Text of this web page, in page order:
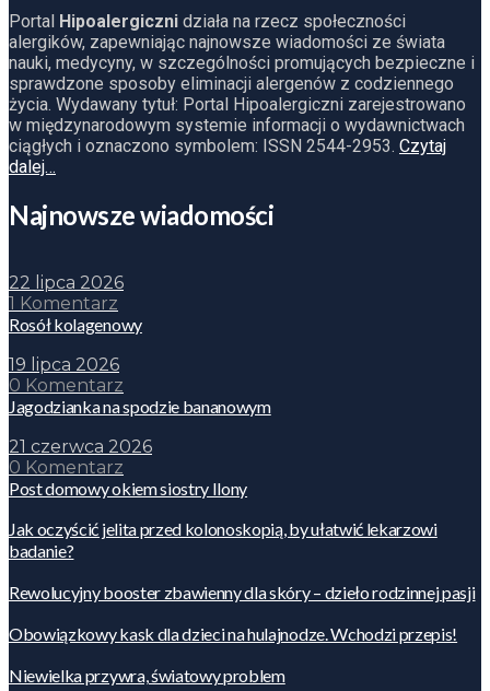
Portal Hipoalergiczni działa na rzecz społeczności
alergików, zapewniając najnowsze wiadomości ze świata
nauki, medycyny, w szczególności promujących bezpieczne i
sprawdzone sposoby eliminacji alergenów z codziennego
życia. Wydawany tytuł: Portal Hipoalergiczni zarejestrowano
w międzynarodowym systemie informacji o wydawnictwach
ciągłych i oznaczono symbolem: ISSN 2544-2953. Czytaj
dalej…
Najnowsze wiadomości
22 lipca 2026
1 Komentarz
Rosół kolagenowy
19 lipca 2026
0 Komentarz
Jagodzianka na spodzie bananowym
21 czerwca 2026
0 Komentarz
Post domowy okiem siostry Ilony
Jak oczyścić jelita przed kolonoskopią, by ułatwić lekarzowi
badanie?
Rewolucyjny booster zbawienny dla skóry – dzieło rodzinnej pasji
Obowiązkowy kask dla dzieci na hulajnodze. Wchodzi przepis!
Niewielka przywra, światowy problem